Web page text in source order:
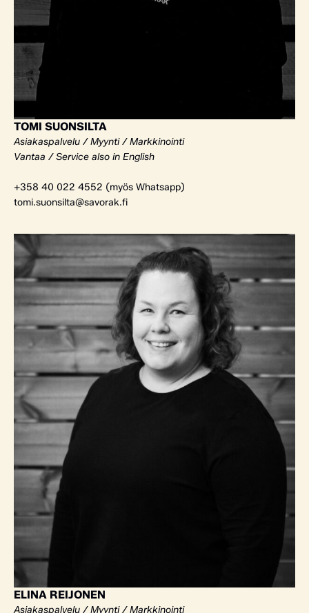
TOMI SUONSILTA
Asiakaspalvelu / Myynti / Markkinointi
Vantaa / Service also in English
+358 40 022 4552 (myös Whatsapp)
tomi.suonsilta@savorak.fi
ELINA REIJONEN
Asiakaspalvelu / Myynti / Markkinointi